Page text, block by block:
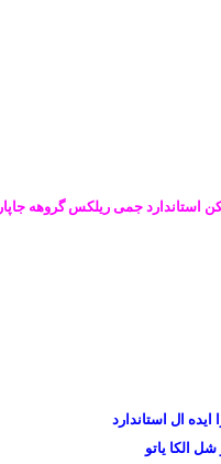
استاندارد جمی ریلکس گروهه جاپار
ال استاندارد
الکا یاتو